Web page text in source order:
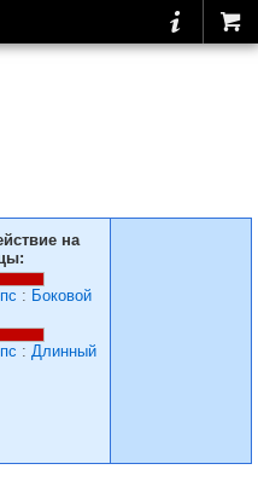
на
: Боковой
: Длинный